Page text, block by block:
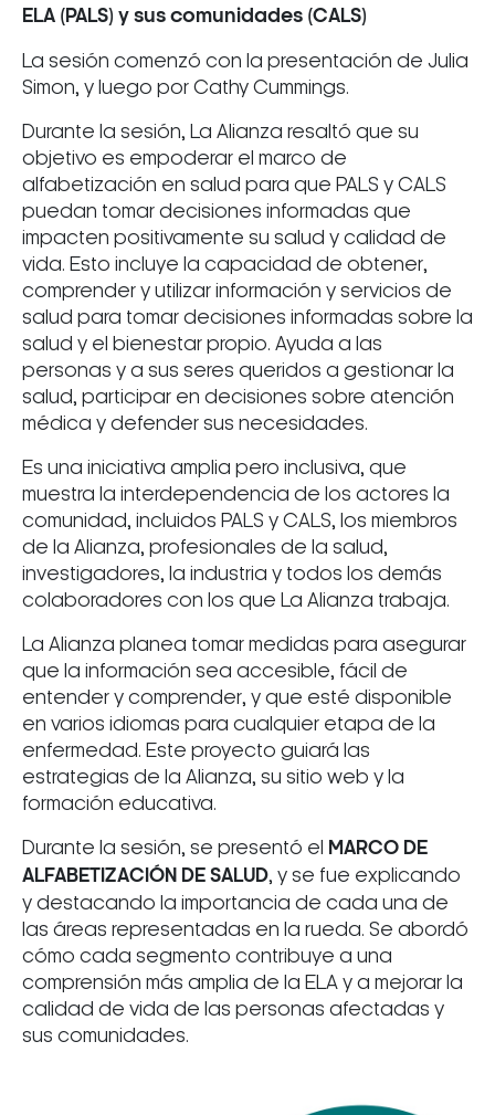
ELA (PALS) y sus comunidades (CALS)
La sesión comenzó con la presentación de Julia
Simon, y luego por Cathy Cummings.
Durante la sesión, La Alianza resaltó que su
objetivo es empoderar el marco de
alfabetización en salud para que PALS y CALS
puedan tomar decisiones informadas que
impacten positivamente su salud y calidad de
vida. Esto incluye la capacidad de obtener,
comprender y utilizar información y servicios de
salud para tomar decisiones informadas sobre la
salud y el bienestar propio. Ayuda a las
personas y a sus seres queridos a gestionar la
salud, participar en decisiones sobre atención
médica y defender sus necesidades.
Es una iniciativa amplia pero inclusiva, que
muestra la interdependencia de los actores la
comunidad, incluidos PALS y CALS, los miembros
de la Alianza, profesionales de la salud,
investigadores, la industria y todos los demás
colaboradores con los que La Alianza trabaja.
La Alianza planea tomar medidas para asegurar
que la información sea accesible, fácil de
entender y comprender, y que esté disponible
en varios idiomas para cualquier etapa de la
enfermedad. Este proyecto guiará las
estrategias de la Alianza, su sitio web y la
formación educativa.
Durante la sesión, se presentó el
MARCO DE
ALFABETIZACIÓN DE SALUD, y se fue explicando
y destacando la importancia de cada una de
las áreas representadas en la rueda. Se abordó
cómo cada segmento contribuye a una
comprensión más amplia de la ELA y a mejorar la
calidad de vida de las personas afectadas y
sus comunidades.